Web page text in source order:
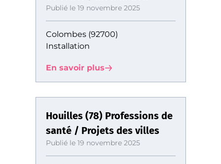
Publié le 19 novembre 2025
Colombes (92700)
Installation
En savoir plus
Houilles (78) Professions de
santé / Projets des villes
Publié le 19 novembre 2025